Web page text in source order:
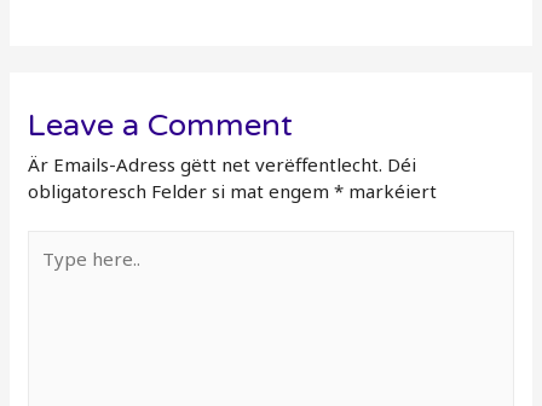
Leave a Comment
Är Emails-Adress gëtt net verëffentlecht. Déi
obligatoresch Felder si mat engem* markéiert
here..